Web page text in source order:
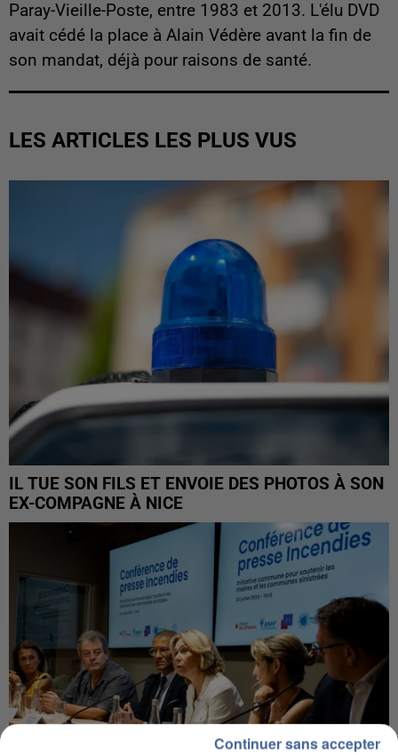
Paray-Vieille-Poste, entre 1983 et 2013. L'élu DVD
avait cédé la place à Alain Védère avant la fin de
son mandat, déjà pour raisons de santé.
LES ARTICLES LES PLUS VUS
IL TUE SON FILS ET ENVOIE DES PHOTOS À SON
EX-COMPAGNE À NICE
Continuer sans accepter